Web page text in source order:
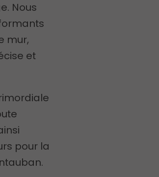
Nous
mur,
et
pour la